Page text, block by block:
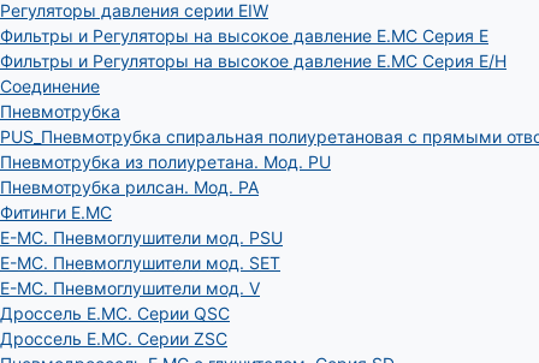
Регуляторы давления серии EIW
Фильтры и Регуляторы на высокое давление E.MC Серия E
Фильтры и Регуляторы на высокое давление E.MC Серия E/H
Соединение
Пневмотрубка
PUS_Пневмотрубка спиральная полиуретановая с прямыми
Пневмотрубка из полиуретана. Мод. РU
Пневмотрубка рилсан. Мод. PA
Фитинги E.MC
E-MC. Пневмоглушители мод. PSU
E-MC. Пневмоглушители мод. SET
E-MC. Пневмоглушители мод. V
Дроссель E.MC. Серии QSC
Дроссель E.MC. Серии ZSC